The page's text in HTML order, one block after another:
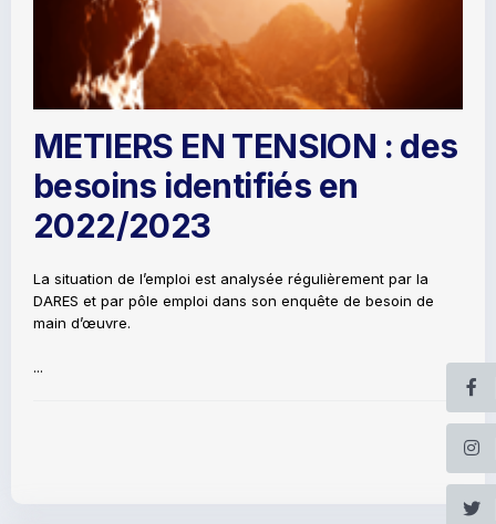
METIERS EN TENSION : des
besoins identifiés en
2022/2023
La situation de l’emploi est analysée régulièrement par la
DARES et par pôle emploi dans son enquête de besoin de
main d’œuvre.
...